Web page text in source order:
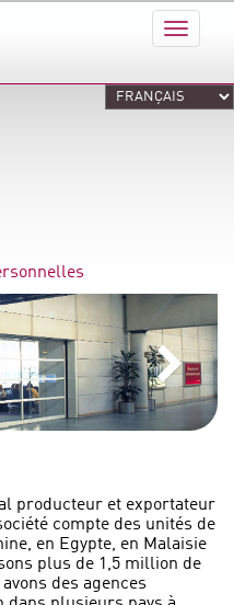
producteur et exportateur
compte des unités de
en Egypte, en Malaisie
plus de 1,5 million de
des agences